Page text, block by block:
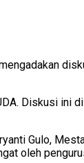
Diskusi ini
Gulo,
oleh